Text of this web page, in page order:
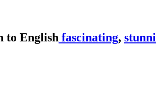
fascinating,